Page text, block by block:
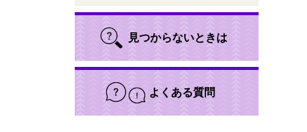
見つからないときは
よくある質問